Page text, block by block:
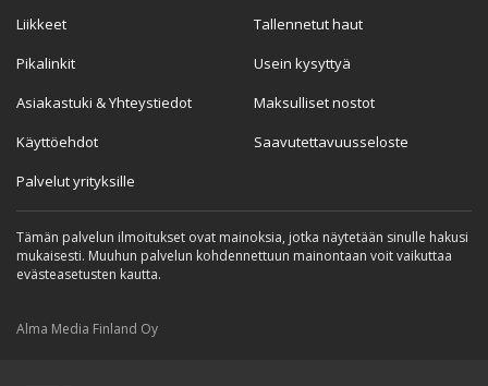
Liikkeet
Pikalinkit
Asiakastuki & Yhteystiedot
Käyttöehdot
Palvelut yrityksille
Tallennetut haut
Usein kysyttyä
Maksulliset nostot
Saavutettavuusseloste
Tämän palvelun ilmoitukset ovat mainoksia, jotka näytetään sinulle hakusi
mukaisesti. Muuhun palvelun kohdennettuun mainontaan voit vaikuttaa
evästeasetusten kautta.
Alma Media Finland Oy